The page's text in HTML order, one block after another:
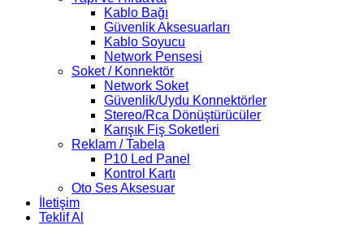
Kablo Bağı
Güvenlik Aksesuarları
Kablo Soyucu
Network Pensesi
Soket / Konnektör
Network Soket
Güvenlik/Uydu Konnektörler
Stereo/Rca Dönüştürücüler
Karışık Fiş Soketleri
Reklam / Tabela
P10 Led Panel
Kontrol Kartı
Oto Ses Aksesuar
İletişim
Teklif Al